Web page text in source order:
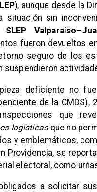
, aunque desde la
situación sin
SLEP
fueron devueltos
seguro de los
suspendieron
deficiente no
de la CMDS),
que
logísticasque no
y emblemáticos,
Providencia, se
electoral, como
a solicitar